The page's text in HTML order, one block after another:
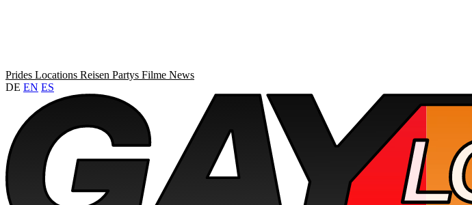
Prides Locations Reisen Partys Filme News
DE EN ES